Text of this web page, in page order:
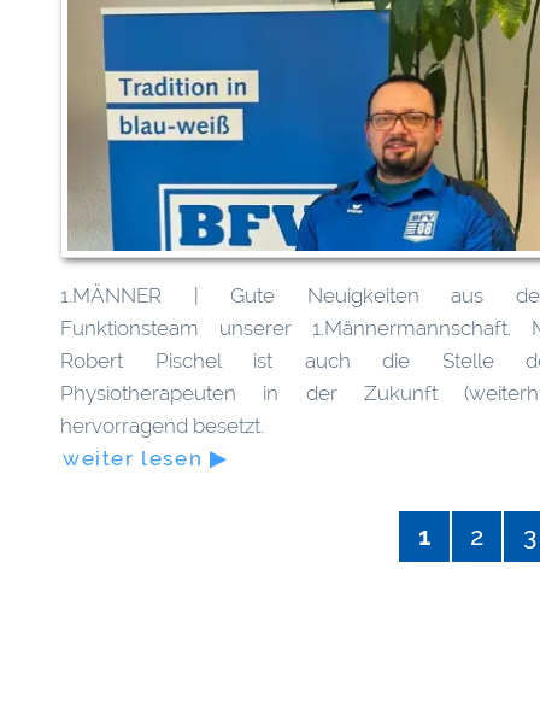
1.MÄNNER | Gute Neuigkeiten aus
Funktionsteam unserer 1.Männermannschaft.
Robert Pischel ist auch die Stelle
Physiotherapeuten in der Zukunft
hervorragend besetzt.
weiter lesen ▶
1 2 3